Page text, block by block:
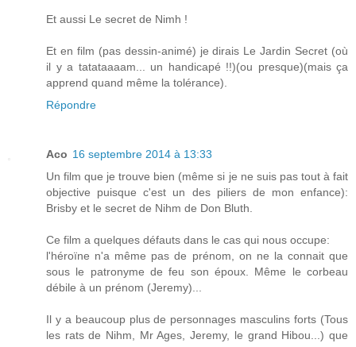
Et aussi Le secret de Nimh !
Et en film (pas dessin-animé) je dirais Le Jardin Secret (où
il y a tatataaaam... un handicapé !!)(ou presque)(mais ça
apprend quand même la tolérance).
Répondre
Aco 16 septembre 2014 à 13:33
Un film que je trouve bien (même si je ne suis pas tout à fait
objective puisque c'est un des piliers de mon enfance):
Brisby et le secret de Nihm de Don Bluth.
Ce film a quelques défauts dans le cas qui nous occupe:
l'héroïne n'a même pas de prénom, on ne la connait que
sous le patronyme de feu son époux. Même le corbeau
débile à un prénom (Jeremy)...
Il y a beaucoup plus de personnages masculins forts (Tous
les rats de Nihm, Mr Ages, Jeremy, le grand Hibou...) que